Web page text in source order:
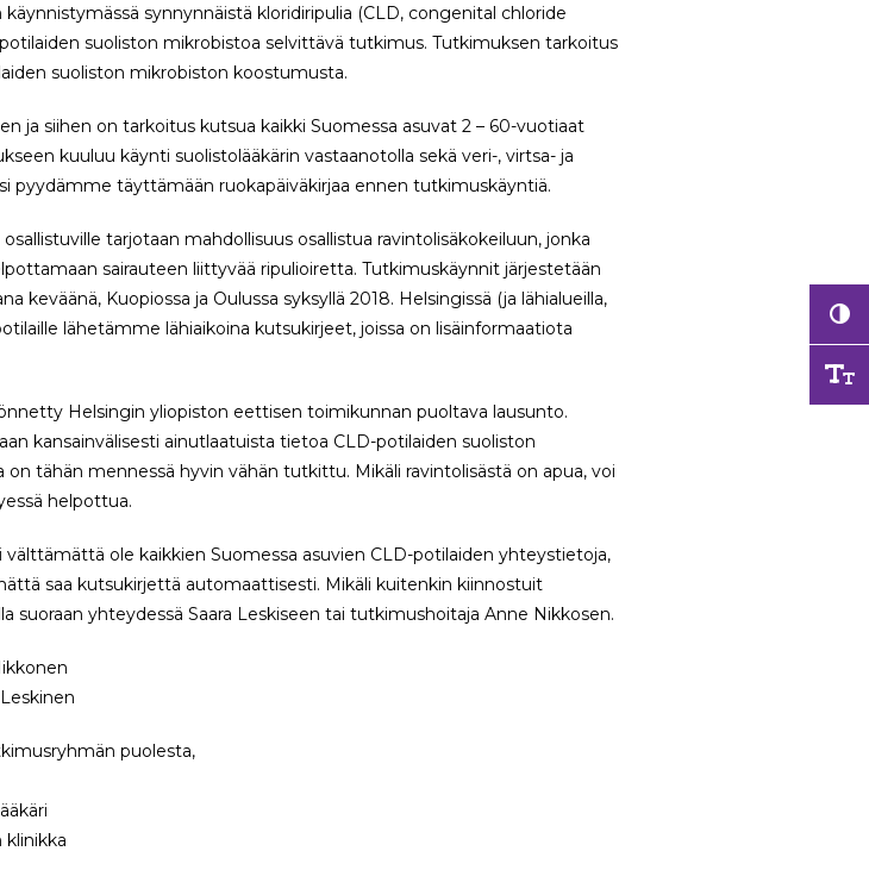
käynnistymässä synnynnäistä kloridiripulia (CLD, congenital chloride
potilaiden suoliston mikrobistoa selvittävä tutkimus. Tutkimuksen tarkoitus
suoliston mikrobiston koostumusta.
ja siihen on tarkoitus kutsua kaikki Suomessa asuvat 2 – 60-vuotiaat
kuuluu käynti suolistolääkärin vastaanotolla sekä veri-, virtsa- ja
pyydämme täyttämään ruokapäiväkirjaa ennen tutkimuskäyntiä.
tarjotaan mahdollisuus osallistua ravintolisäkokeiluun, jonka
sairauteen liittyvää ripulioiretta. Tutkimuskäynnit järjestetään
keväänä, Kuopiossa ja Oulussa syksyllä 2018. Helsingissä (ja lähialueilla,
lähetämme lähiaikoina kutsukirjeet, joissa on lisäinformaatiota
Helsingin yliopiston eettisen toimikunnan puoltava lausunto.
kansainvälisesti ainutlaatuista tietoa CLD-potilaiden suoliston
tähän mennessä hyvin vähän tutkittu. Mikäli ravintolisästä on apua, voi
helpottua.
välttämättä ole kaikkien Suomessa asuvien CLD-potilaiden yhteystietoja,
saa kutsukirjettä automaattisesti. Mikäli kuitenkin kiinnostuit
suoraan yhteydessä Saara Leskiseen tai tutkimushoitaja Anne Nikkosen.
puolesta,
klinikka